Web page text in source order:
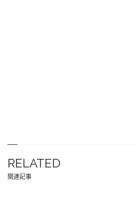
RELATED
関連記事